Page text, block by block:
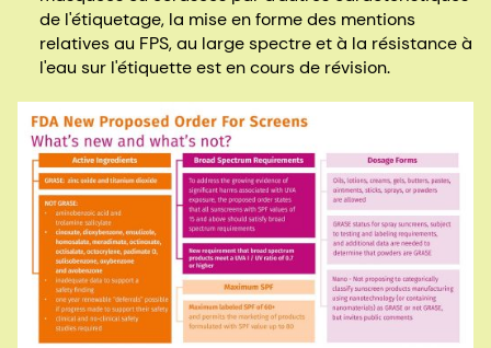
de l'étiquetage, la mise en forme des mentions
relatives au FPS, au large spectre et à la résistance à
l'eau sur l'étiquette est en cours de révision.